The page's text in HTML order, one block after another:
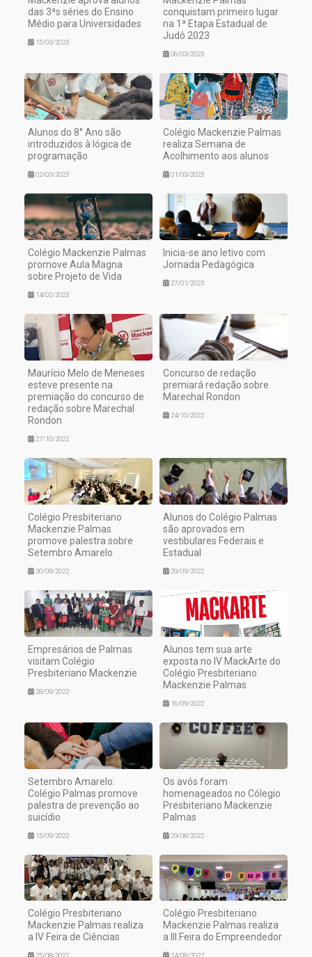
das 3ªs séries do Ensino
Médio para Universidades
15/03/2023
conquistam primeiro lugar
na 1ª Etapa Estadual de
Judô 2023
06/03/2023
Alunos do 8° Ano são
introduzidos à lógica de
programação
02/03/2023
Colégio Mackenzie Palmas
realiza Semana de
Acolhimento aos alunos
01/03/2023
Colégio Mackenzie Palmas
promove Aula Magna
sobre Projeto de Vida
14/02/2023
Inicia-se ano letivo com
Jornada Pedagógica
27/01/2023
Maurício Melo de Meneses
esteve presente na
premiação do concurso de
redação sobre Marechal
Rondon
27/10/2022
Concurso de redação
premiará redação sobre
Marechal Rondon
24/10/2022
Colégio Presbiteriano
Mackenzie Palmas
promove palestra sobre
Setembro Amarelo
30/09/2022
Alunos do Colégio Palmas
são aprovados em
vestibulares Federais e
Estadual
29/09/2022
Empresários de Palmas
visitam Colégio
Presbiteriano Mackenzie
28/09/2022
Alunos tem sua arte
exposta no IV MackArte do
Colégio Presbiteriano
Mackenzie Palmas
16/09/2022
Setembro Amarelo:
Colégio Palmas promove
palestra de prevenção ao
suicídio
15/09/2022
Os avós foram
homenageados no Cólegio
Presbiteriano Mackenzie
Palmas
29/08/2022
Colégio Presbiteriano
Mackenzie Palmas realiza
a IV Feira de Ciências
Colégio Presbiteriano
Mackenzie Palmas realiza
a III Feira do Empreendedor